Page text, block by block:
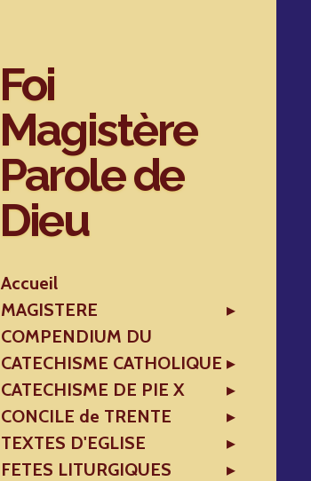
Foi
Magistère
Parole de
Dieu
Accueil
MAGISTERE
COMPENDIUM DU
CATECHISME CATHOLIQUE
CATECHISME DE PIE X
CONCILE de TRENTE
TEXTES D'EGLISE
FETES LITURGIQUES